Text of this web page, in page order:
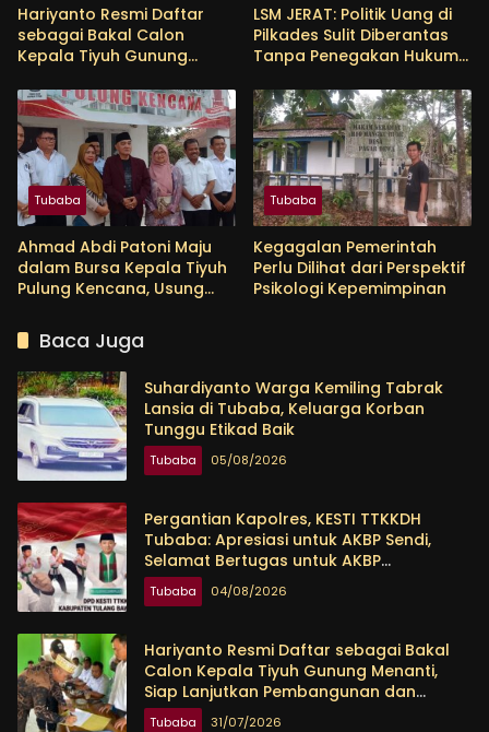
Hariyanto Resmi Daftar
sebagai Bakal Calon
Kepala Tiyuh Gunung
Pembangunan dan
Tingkatkan Kesejahteraan
Warga
LSM JERAT: Politik Uang di
Pilkades Sulit Diberantas
Tanpa Penegakan Hukum
Tubaba
Ahmad Abdi Patoni Maju
dalam Bursa Kepala Tiyuh
Pulung Kencana, Usung
Tubaba
Kegagalan Pemerintah
Perlu Dilihat dari Perspektif
Psikologi Kepemimpinan
Baca Juga
Suhardiyanto Warga Kemiling Tabrak
Lansia di Tubaba, Keluarga Korban
Tunggu Etikad Baik
Tubaba 05/08/2026
Pergantian Kapolres, KESTI TTKKDH
Tubaba: Apresiasi untuk AKBP Sendi,
Selamat Bertugas untuk AKBP
Himmawan
Tubaba 04/08/2026
Hariyanto Resmi Daftar sebagai Bakal
Calon Kepala Tiyuh Gunung Menanti,
Siap Lanjutkan Pembangunan dan
Tingkatkan Kesejahteraan Warga
Tubaba 31/07/2026